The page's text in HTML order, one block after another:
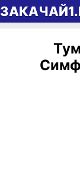
Перейти к